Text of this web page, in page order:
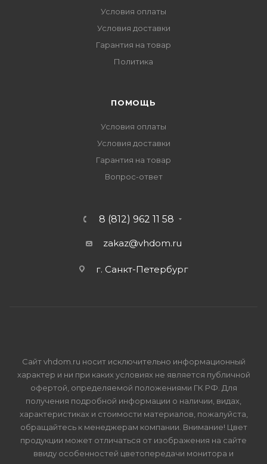
Условия оплаты
Условия доставки
Гарантия на товар
Политика
ПОМОЩЬ
Условия оплаты
Условия доставки
Гарантия на товар
Вопрос-ответ
8 (812) 962 11 58
zakaz@vhdom.ru
г. Санкт-Петербург
Сайт vhdom.ru носит исключительно информационный
характер и ни при каких условиях не является публичной
офертой, определяемой положениями ГК РФ. Для
получения подробной информации о наличии, видах,
характеристиках и стоимости материалов, пожалуйста,
обращайтесь к менеджерам компании. Внимание! Цвет
продукции может отличаться от изображения на сайте
ввиду особенностей цветопередачи монитора и